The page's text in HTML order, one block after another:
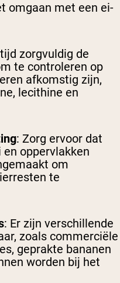
omgaan met een ei-
zorgvuldig de
te controleren op
afkomstig zijn,
lecithine en
: Zorg ervoor dat
oppervlakken
om
te
: Er zijn verschillende
zoals commerciële
geprakte bananen
worden bij het